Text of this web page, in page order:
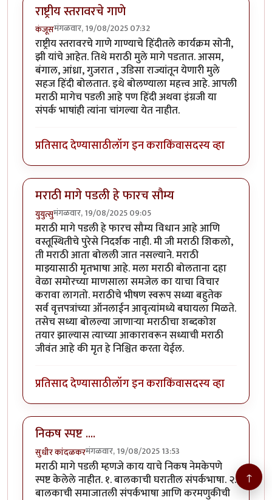
राष्ट्रीय स्तरावरचे गाणे
कंजूसमंगळवार, 19/08/2025 07:32
राष्ट्रीय स्तरावरचे गाणे गाण्याचे हिंदीतले कार्यक्रम सोनी,
झी यांचे आहेत. तिथे मराठी मुले मागे पडतात. आसम,
बंगाल, आंध्रा, गुजरात , उडिसा राज्यांतून येणारी मुले
सहज हिंदी बोलतात. इथे बोलण्याला महत्त्व आहे. आपली
मराठी मागेच पडली आहे पण हिंदी अथवा इंग्रजी या
संपर्क भाषांही त्यांना चांगल्या येत नाहीत.
प्रतिसाद देण्यासाठीलॉग इन कराकिंवासदस्य व्हा
मराठी मागे पडली हे फारच सौम्य
युयुत्सुमंगळवार, 19/08/2025 09:05
मराठी मागे पडली हे फारच सौम्य विधान आहे आणि
वस्तूस्थितीचे पुरेसे निदर्शक नाही. मी जी मराठी शिकलो,
ती मराठी आता बोलली जात नसल्याने. मराठी
माझ्यासाठी मृतभाषा आहे. मला मराठी बोलताना दहा
वेळा समोरच्या माणसाला समजेल का याचा विचार
करावा लागतो. मराठीचे भीषण स्वरूप सध्या बहुतेक
सर्व वृत्तपत्रांच्या ऑनलाईन आवृत्यांमध्ये बघायला मिळते.
तसेच सध्या बोलल्या जाणार्‍या मराठीचा शब्दकोश
तयार झाल्यास त्याच्या आकारावरून सध्याची मराठी
जीवंत आहे की मृत हे निश्चित करता येईल.
प्रतिसाद देण्यासाठीलॉग इन कराकिंवासदस्य व्हा
निकष स्पष्ट ....
सुधीर कांदळकरमंगळवार, 19/08/2025 13:53
मराठी मागे पडली म्हणजे काय याचे निकष नेमकेपणे
स्पष्ट केलेले नाहीत. १. बालकाची घरातील संपर्कभाषा. २.
बालकाची समाजातली संपर्कभाषा आणि करमणुकीची
↑